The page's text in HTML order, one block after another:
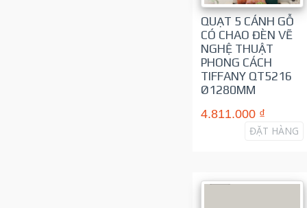
QUẠT 5 CÁNH GỖ
CÓ CHAO ĐÈN VẼ
NGHỆ THUẬT
PHONG CÁCH
TIFFANY QT5216
Ø1280MM
4.811.000 ₫
ĐẶT HÀNG